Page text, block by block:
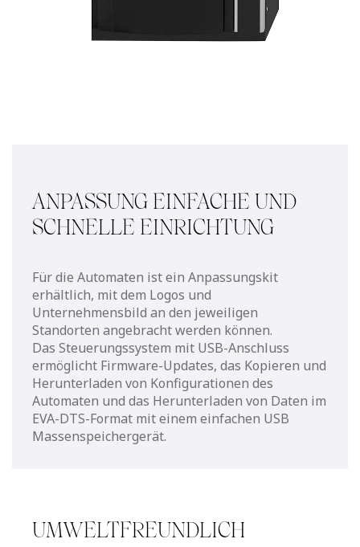
ANPASSUNG EINFACHE UND
SCHNELLE EINRICHTUNG
Für die Automaten ist ein Anpassungskit
erhältlich, mit dem Logos und
Unternehmensbild an den jeweiligen
Standorten angebracht werden können.
Das Steuerungssystem mit USB-Anschluss
ermöglicht Firmware-Updates, das Kopieren und
Herunterladen von Konfigurationen des
Automaten und das Herunterladen von Daten im
EVA-DTS-Format mit einem einfachen USB
Massenspeichergerät.
UMWELTFREUNDLICH